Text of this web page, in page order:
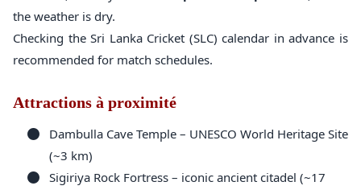
the weather is dry.
Checking the Sri Lanka Cricket (SLC) calendar in advance is
recommended for match schedules.
Attractions à proximité
Dambulla Cave Temple – UNESCO World Heritage Site
(~3 km)
Sigiriya Rock Fortress – iconic ancient citadel (~17